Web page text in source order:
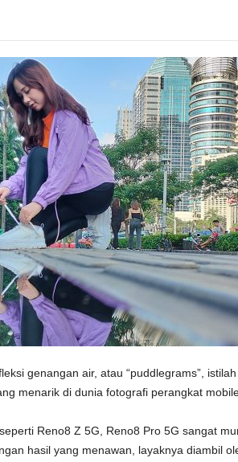
genangan air, atau “puddlegrams”,
menarik di dunia fotografi perangkat
Reno8 Z 5G, Reno8 Pro 5G sangat
hasil yang menawan, layaknya diambil